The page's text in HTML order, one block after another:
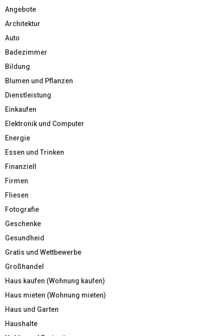
Angebote
Architektur
Auto
Badezimmer
Bildung
Blumen und Pflanzen
Dienstleistung
Einkaufen
Elektronik und Computer
Energie
Essen und Trinken
Finanziell
Firmen
Fliesen
Fotografie
Geschenke
Gesundheid
Gratis und Wettbewerbe
Großhandel
Haus kaufen (Wohnung kaufen)
Haus mieten (Wohnung mieten)
Haus und Garten
Haushalte